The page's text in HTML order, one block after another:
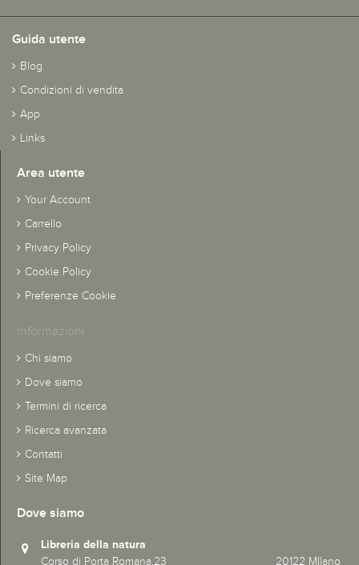
Guida utente
Blog
Condizioni di vendita
App
Links
Area utente
Your Account
Carrello
Privacy Policy
Cookie Policy
Preferenze Cookie
Informazioni
Chi siamo
Dove siamo
Termini di ricerca
Ricerca avanzata
Contatti
Site Map
Dove siamo
Libreria della natura
Corso di Porta Romana,23 20122 MIlano